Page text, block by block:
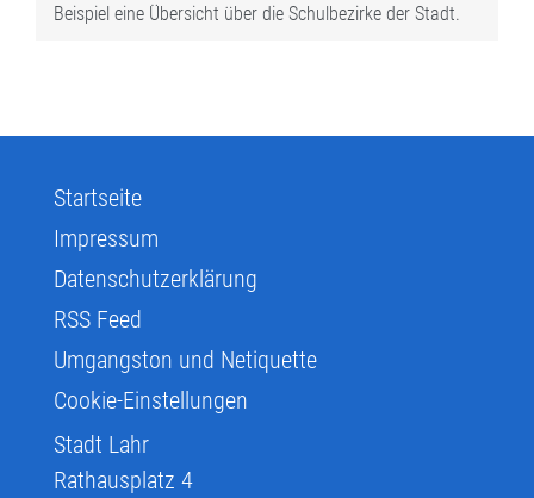
Beispiel eine Übersicht über die Schulbezirke der Stadt.
Startseite
Impressum
Datenschutzerklärung
RSS Feed
Umgangston und Netiquette
Cookie-Einstellungen
Stadt Lahr
Rathausplatz 4